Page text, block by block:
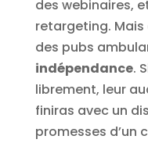
des webinaires,
retargeting.
des pubs
indépendance.
librement, leur
finiras avec un
promesses d’un